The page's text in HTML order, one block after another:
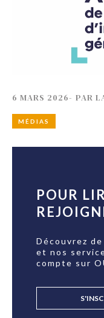
6 MARS 2026- PAR
MÉDIAS
POUR
Découvrez
et nos
compte sur